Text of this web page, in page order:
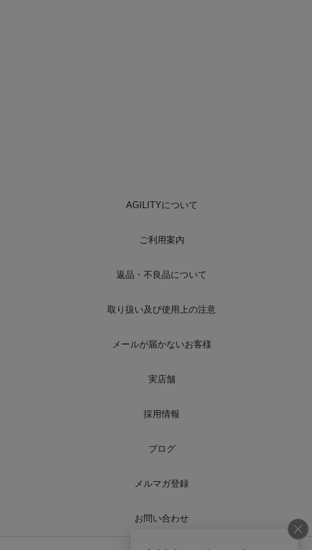
AGILITYについて
ご利用案内
返品・不良品について
取り扱い及び使用上の注意
メールが届かないお客様
実店舗
採用情報
ブログ
メルマガ登録
お問い合わせ